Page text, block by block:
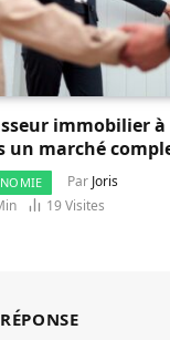
immobilier
un marché
Par Joris
19 Visites